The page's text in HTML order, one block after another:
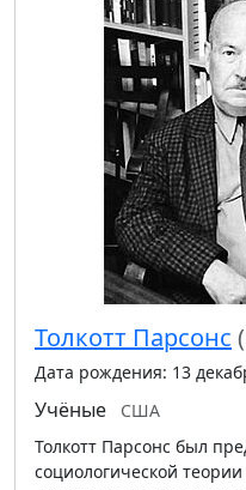
Толкотт Парсонс
Дата рождения: 13
Учёные
США
Толкотт Парсонс был
социологической